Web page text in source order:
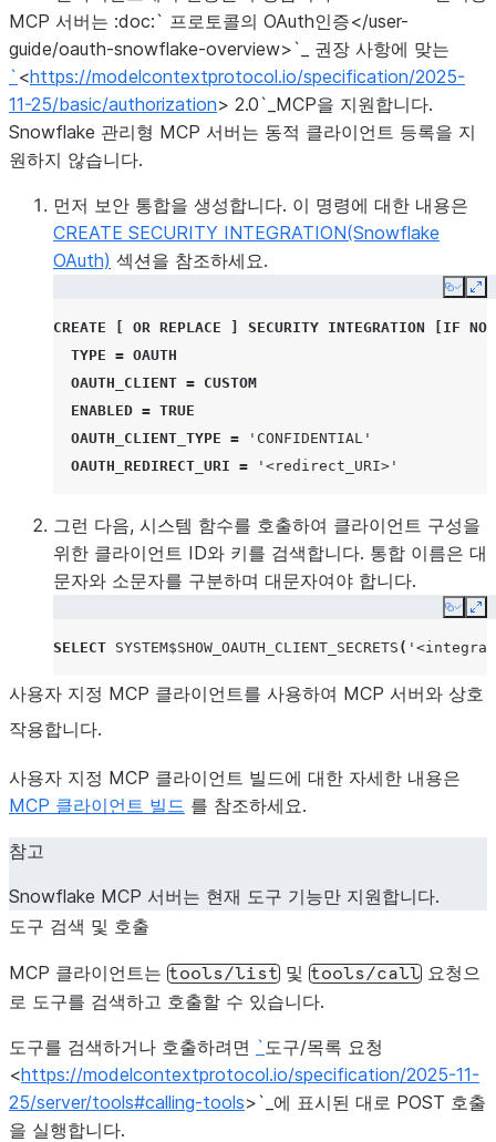
Agent
를 도구로 호출하는 데 필요합니
USAGE
UDF(사용자
정의 함수)
또는 저장 프
로시저
UDF 또는 저장 프로시저를
MCP 서버에서 도구로 호출하는
데 필요합니다.
MCP 서버는 :doc:` 프로토콜의 OAuth인증</user-
guide/oauth-snowflake-overview>`_ 권장 사항에 맞는
` <https://modelcontextprotocol.io/specification/2025-
11-25/basic/authorization> 2.0`_MCP을 지원합니다.
Snowflake 관리형 MCP 서버는 동적 클라이언트 등록을 지
원하지 않습니다.
먼저 보안 통합을 생성합니다. 이 명령에 대한 내용은
CREATE SECURITY INTEGRATION(Snowflake
OAuth) 섹션을 참조하세요.
Copy
CREATE OR REPLACE SECURITY INTEGRATION IF NOT
TYPE = OAUTH
OAUTH_CLIENT = CUSTOM
ENABLED = TRUE
OAUTH_CLIENT_TYPE =
'CONFIDENTIAL'
OAUTH_REDIRECT_URI = '<redirect_URI>'
그런 다음, 시스템 함수를 호출하여 클라이언트 구성을
위한 클라이언트 ID와 키를 검색합니다. 통합 이름은 대
문자와 소문자를 구분하며 대문자여야 합니다.
Copy
SELECT SYSTEM$SHOW_OAUTH_CLIENT_SECRETS (
사용자 지정 MCP 클라이언트를 사용하여 MCP 서버와 상호
작용합니다.
사용자 지정 MCP 클라이언트 빌드에 대한 자세한 내용은
MCP 클라이언트 빌드 를 참조하세요.
참고
Snowflake MCP 서버는 현재 도구 기능만 지원합니다.
도구 검색 및 호출
MCP 클라이언트는 tools/list 및 tools/call 요청으
로 도구를 검색하고 호출할 수 있습니다.
도구를 검색하거나 호출하려면 `도구/목록 요청
<https://modelcontextprotocol.io/specification/2025-11-
25/server/tools#calling-tools>`_에 표시된 대로 POST 호출
을 실행합니다.